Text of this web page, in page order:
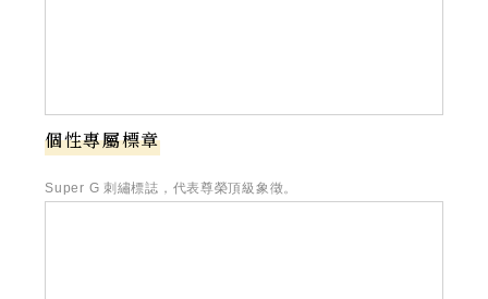
個性專屬標章
Super G 刺繡標誌，代表尊榮頂級象徵。